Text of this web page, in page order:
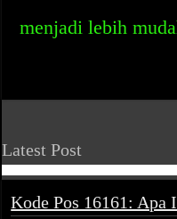
menjadi lebih
Latest Post
Kode Pos 16161: Apa